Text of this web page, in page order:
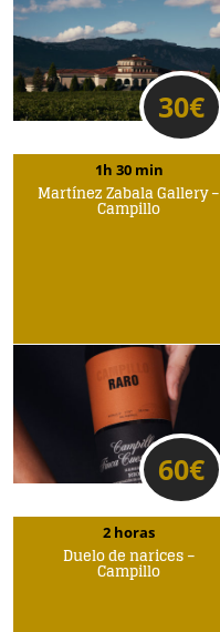
30€
1h 30 min
Martínez Zabala Gallery –
Campillo
60€
2 horas
Duelo de narices –
Campillo